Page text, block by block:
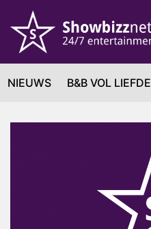
NIEUWS B&B VOL LIEFDE